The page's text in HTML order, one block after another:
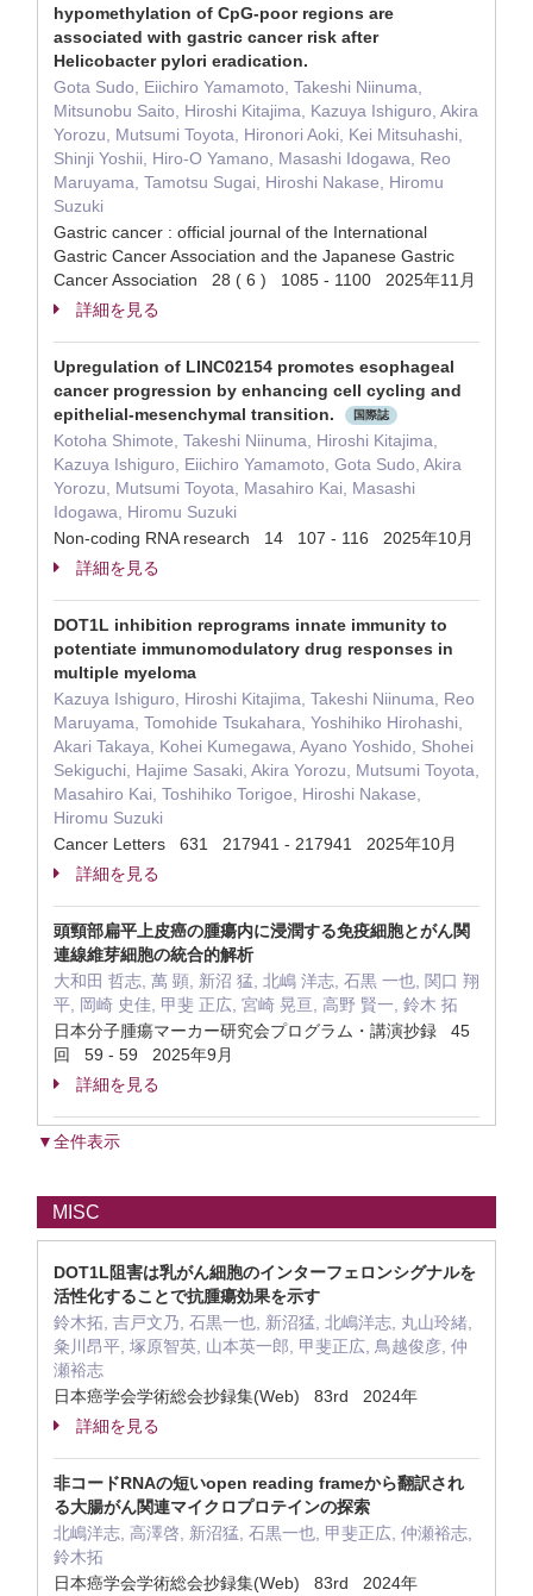
hypomethylation of CpG-poor regions are
associated with gastric cancer risk after
Helicobacter pylori eradication.
Gota Sudo, Eiichiro Yamamoto, Takeshi Niinuma,
Mitsunobu Saito, Hiroshi Kitajima, Kazuya Ishiguro, Akira
Yorozu, Mutsumi Toyota, Hironori Aoki, Kei Mitsuhashi,
Shinji Yoshii, Hiro-O Yamano, Masashi Idogawa, Reo
Maruyama, Tamotsu Sugai, Hiroshi Nakase, Hiromu
Suzuki
Gastric cancer : official journal of the International
Gastric Cancer Association and the Japanese Gastric
Cancer Association 28 ( 6 ) 1085 - 1100 2025年11月
詳細を見る
Upregulation of LINC02154 promotes esophageal
cancer progression by enhancing cell cycling and
epithelial-mesenchymal transition.
国際誌
Kotoha Shimote, Takeshi Niinuma, Hiroshi Kitajima,
Kazuya Ishiguro, Eiichiro Yamamoto, Gota Sudo, Akira
Yorozu, Mutsumi Toyota, Masahiro Kai, Masashi
Idogawa, Hiromu Suzuki
Non-coding RNA research 14 107 - 116 2025年10月
詳細を見る
DOT1L inhibition reprograms innate immunity to
potentiate immunomodulatory drug responses in
multiple myeloma
Kazuya Ishiguro, Hiroshi Kitajima, Takeshi Niinuma, Reo
Maruyama, Tomohide Tsukahara, Yoshihiko Hirohashi,
Akari Takaya, Kohei Kumegawa, Ayano Yoshido, Shohei
Sekiguchi, Hajime Sasaki, Akira Yorozu, Mutsumi Toyota,
Masahiro Kai, Toshihiko Torigoe, Hiroshi Nakase,
Hiromu Suzuki
Cancer Letters 631 217941 - 217941 2025年10月
詳細を見る
頭頸部扁平上皮癌の腫瘍内に浸潤する免疫細胞とがん関
連線維芽細胞の統合的解析
大和田 哲志, 萬 顕, 新沼 猛, 北嶋 洋志, 石黒 一也, 関口 翔
平, 岡崎 史佳, 甲斐 正広, 宮崎 晃亘, 高野 賢一, 鈴木 拓
日本分子腫瘍マーカー研究会プログラム・講演抄録 45
回 59 - 59 2025年9月
詳細を見る
▼全件表示
MISC
DOT1L阻害は乳がん細胞のインターフェロンシグナルを
活性化することで抗腫瘍効果を示す
鈴木拓, 吉戸文乃, 石黒一也, 新沼猛, 北嶋洋志, 丸山玲緒,
粂川昂平, 塚原智英, 山本英一郎, 甲斐正広, 鳥越俊彦, 仲
瀬裕志
日本癌学会学術総会抄録集(Web) 83rd 2024年
詳細を見る
非コードRNAの短いopen reading frameから翻訳され
る大腸がん関連マイクロプロテインの探索
北嶋洋志, 高澤啓, 新沼猛, 石黒一也, 甲斐正広, 仲瀬裕志,
鈴木拓
日本癌学会学術総会抄録集(Web) 83rd 2024年